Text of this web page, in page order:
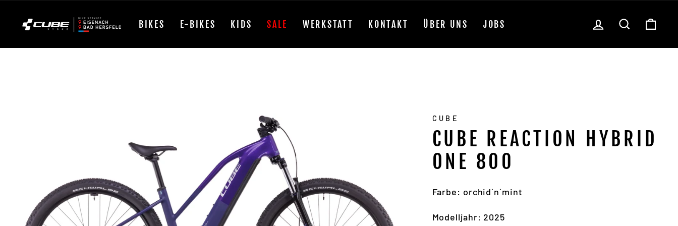
Inhalt
BIKES E-BIKES KIDS SALE WERKSTATT KONTAKT ÜBER UNS JOBS EINLOGGEN
SUCHE
CUBE
CUBE REACTION HYBRID
ONE 800
Farbe: orchid´n´mint
Modelljahr: 2025